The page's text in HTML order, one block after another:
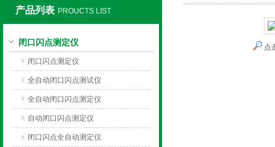
产品列表 PROUCTS LIST
闭口闪点测定仪
闭口闪点测定仪
全自动闭口闪点测试仪
全自动闭口闪点测定仪
自动闭口闪点测定仪
闭口闪点全自动测定仪
点